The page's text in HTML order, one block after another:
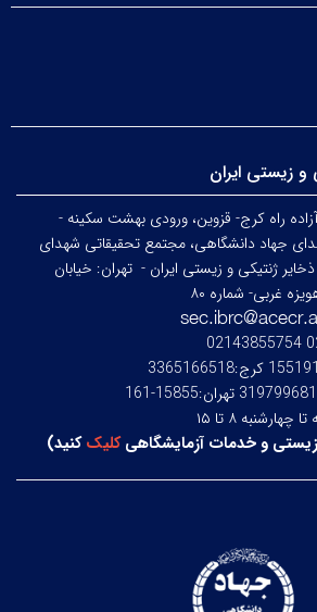
و زیستی ایران
کیلومتر ۵ آزاده راه کرج- قزوین، ورودی بهشت سکینه -
جهاد دانشگاهی، مجتمع تحقیقاتی شهدای
ژنتیکی و زیستی ایران - تهران: خیابان
غربی- شماره ۸۰
چهارشنبه ۸ تا ۱۵
و خدمات آزمایشگاهیکلیککنید)